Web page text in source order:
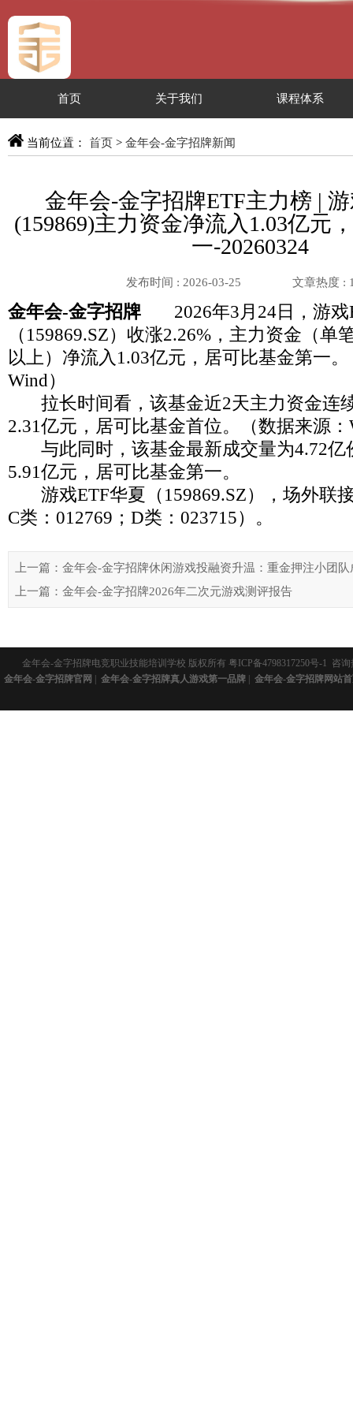
首页 关于我们 课程体系
服务专区
当前位置： 首页 > 金年会-金字招牌新闻
金年会-金字招牌ETF主力榜 |
(159869)主力资金净流入1.03亿元
一-20260324
发布时间 : 2026-03-25 文章热度 :
金年会-金字招牌 2026年3月24日，游戏
（159869.SZ）收涨2.26%，主力资金（单
以上）净流入1.03亿元，居可比基金第一
Wind）
拉长时间看，该基金近2天主力资金连
2.31亿元，居可比基金首位。（数据来源
与此同时，该基金最新成交量为4.72亿
5.91亿元，居可比基金第一。
游戏ETF华夏（159869.SZ），场外联
C类：012769；D类：023715）。
上一篇：金年会-金字招牌休闲游戏投融资升温：重金押注小团
上一篇：金年会-金字招牌2026年二次元游戏测评报告
金年会-金字招牌电竞职业技能培训学校 版权所有 粤ICP备4798317250号-1 咨
金年会-金字招牌官网
金年会-金字招牌真人游戏第一品牌| 金年会-金字招牌网站